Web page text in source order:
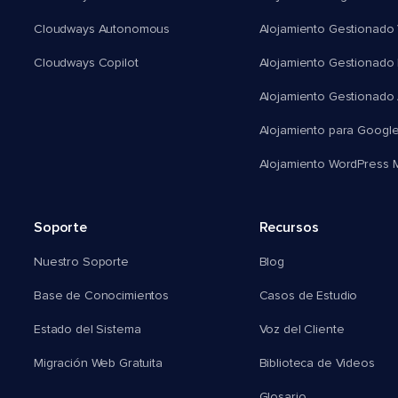
Cloudways Autonomous
Cloudways Copilot
Alojamiento Gestionado
Alojamiento Gestionado
Alojamiento Gestionado
Alojamiento para
Alojamiento WordPress
Soporte
Nuestro Soporte
Base de Conocimientos
Estado del Sistema
Migración Web Gratuita
Recursos
Blog
Casos de Estudio
Voz del Cliente
Biblioteca de Videos